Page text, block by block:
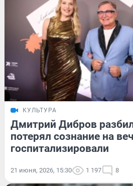
КУЛЬТУРА
Дмитрий Дибров
потерял сознание на
госпитализировали
21 июня, 2026, 15:30 1 197 8